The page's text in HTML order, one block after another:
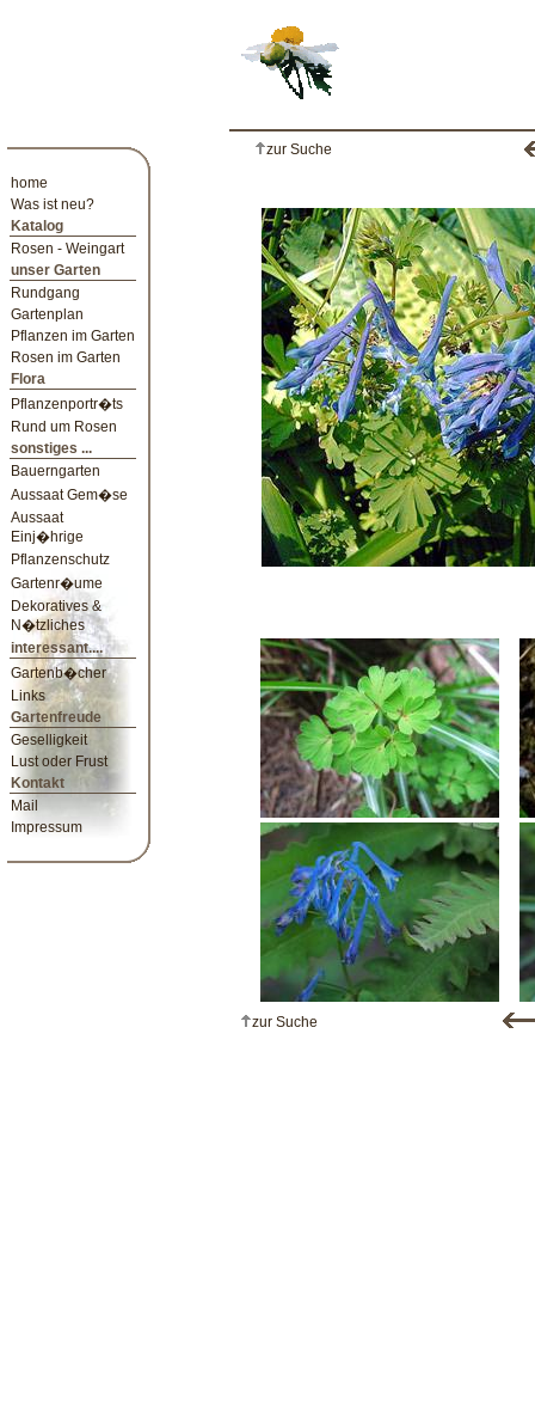
home
Was ist neu?
Katalog
Rosen - Weingart
unser Garten
Rundgang
Gartenplan
Pflanzen im Garten
Rosen im Garten
Flora
Pflanzenportr�ts
Rund um Rosen
sonstiges ...
Bauerngarten
Aussaat Gem�se
Aussaat
Einj�hrige
Pflanzenschutz
Gartenr�ume
Dekoratives &
N�tzliches
interessant....
Gartenb�cher
Links
Gartenfreude
Geselligkeit
Lust oder Frust
Kontakt
Mail
Impressum
zur Suche
zur Suche